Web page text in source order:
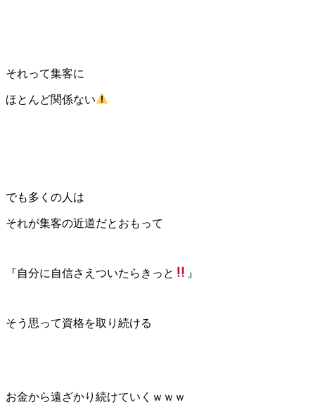
それって集客に
ほとんど関係ない
でも多くの人は
それが集客の近道だとおもって
『自分に自信さえついたらきっと 』
そう思って資格を取り続ける
お金から遠ざかり続けていくｗｗｗ